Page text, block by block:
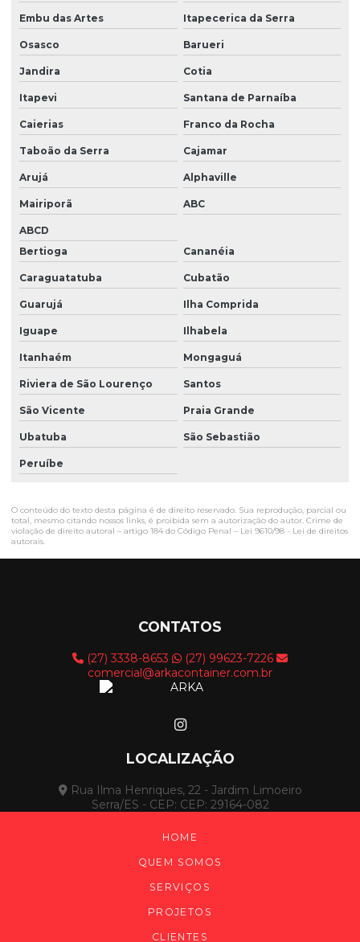
Embu das Artes Itapecerica da Serra
Osasco Barueri
Jandira Cotia
Itapevi Santana de Parnaíba
Caierias Franco da Rocha
Taboão da Serra Cajamar
Arujá Alphaville
Mairiporã ABC
ABCD
Bertioga
Cananéia
Caraguatatuba Cubatão
Guarujá Ilha Comprida
Iguape Ilhabela
Itanhaém Mongaguá
Riviera de São Lourenço Santos
São Vicente Praia Grande
Ubatuba São Sebastião
Peruíbe
O conteúdo do texto desta página é de direito reservado. Sua reprodução, parcial ou
total, mesmo citando nossos links, é proibida sem a autorização do autor. Crime de
violação de direito autoral – artigo 184 do Código Penal – Lei 9610/98 - Lei de direitos
autorais.
CONTATOS
(27) 3338-8653
(27) 99623-7226
comercial@arkacontainer.com.br
LOCALIZAÇÃO
Rua Ilma Henriques, 22 - Jardim Limoeiro
Serra/ES - CEP: CEP: 29164-082
HOME
QUEM SOMOS
SERVIÇOS
PROJETOS
CLIENTES